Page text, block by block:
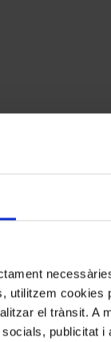
utilitzem
el trànsit. A
publicitat